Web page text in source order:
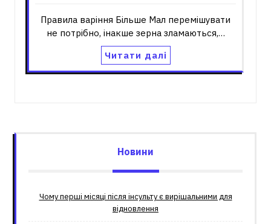
Правила варіння Більше Мал перемішувати
не потрібно, інакше зерна зламаються,…
Читати далі
Новини
Чому перші місяці після інсульту є вирішальними для
відновлення